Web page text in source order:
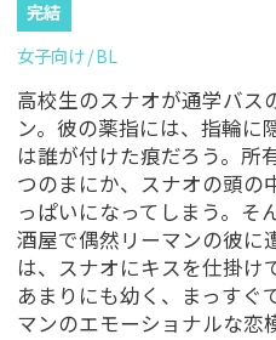
完結
女子向け BL
高校生のスナオが通学バス
ン。彼の薬指には、指輪に
は誰が付けた痕だろう。
つのまにか、スナオの頭の
っぱいになってしまう。そ
酒屋で偶然リーマンの彼に
は、スナオにキスを仕掛
あまりにも幼く、まっす
マンのエモーショナルな恋